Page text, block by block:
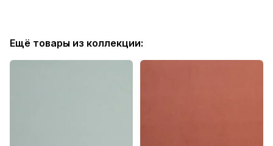
пространства.
Ещё товары из коллекции: